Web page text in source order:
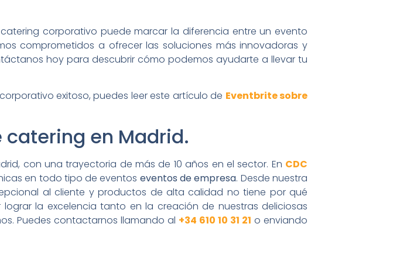
corporativo puede marcar la diferencia entre un evento
comprometidos a ofrecer las soluciones más innovadoras y
hoy para descubrir cómo podemos ayudarte a llevar tu
exitoso, puedes leer este artículo de Eventbrite sobre
catering en Madrid.
con una trayectoria de más de 10 años en el sector. En CDC
en todo tipo de eventos eventos de empresa. Desde nuestra
al cliente y productos de alta calidad no tiene por qué
la excelencia tanto en la creación de nuestras deliciosas
Puedes contactarnos llamando al +34 610 10 31 21 o enviando